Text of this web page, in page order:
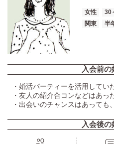
女性 30
関東
半
入会前
・婚活パーティーを活用してい
・友人の紹介合コンなどはあっ
・出会いのチャンスはあっても
入会後